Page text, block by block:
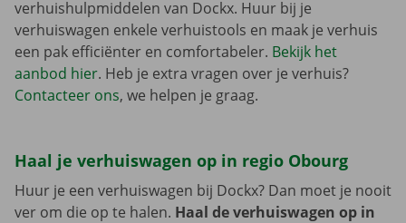
verhuishulpmiddelen van Dockx. Huur bij je
verhuiswagen enkele verhuistools en maak je verhuis
een pak efficiënter en comfortabeler. Bekijk het
aanbod hier. Heb je extra vragen over je verhuis?
Contacteer ons, we helpen je graag.
Haal je verhuiswagen op in regio Obourg
Huur je een verhuiswagen bij Dockx? Dan moet je nooit
ver om die op te halen. Haal de verhuiswagen op in